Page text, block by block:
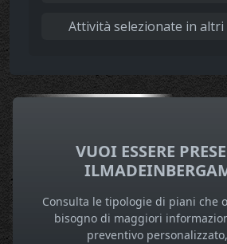
Attività selezionate in altri
VUOI ESSERE
Consulta le tipologie di piani che
bisogno di maggiori
preventivo